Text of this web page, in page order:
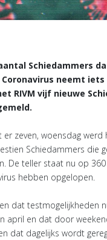
aantal Schiedammers
neemt iets
RIVM vijf nieuwe
er zeven, woensdag werd
Schiedammers die
De teller staat nu op
hebben opgelopen.
dat testmogelijkheden
april en dat door
dat dagelijks wordt